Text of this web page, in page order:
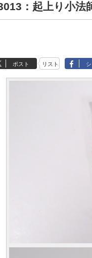
：起上り小法
ポスト リスト